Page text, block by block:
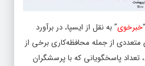
خبرخوی” به نقل از ایسپا، در برآورد
از جمله محافظه‌کاری برخی از
پاسخگویانی که با پرسشگران